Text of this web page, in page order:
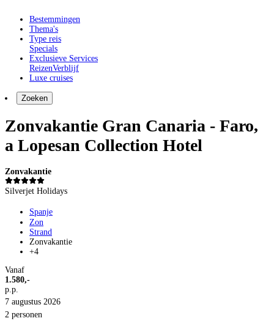
Bestemmingen
Thema's
Type reis
Specials
Exclusieve Services
ReizenVerblijf
Luxe cruises
Zoeken
Zonvakantie Gran Canaria - Faro,
a Lopesan Collection Hotel
Zonvakantie
Silverjet Holidays
Spanje
Zon
Strand
Zonvakantie
+4
Vanaf
1.580,-
p.p.
7 augustus 2026
2 personen